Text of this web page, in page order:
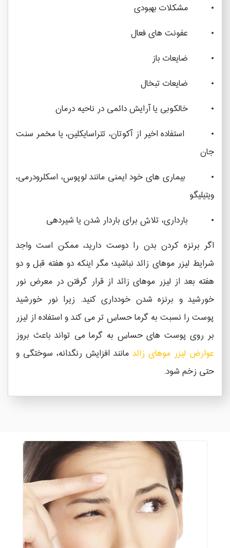
• مشکلات بهبودی
• عفونت های فعال
• ضایعات باز
• ضایعات تبخال
• خالکوبی یا آرایش دائمی در ناحیه درمان
• استفاده اخیر از آکوتان، تتراسایکلین، یا مخمر سنت
جان
• بیماری های خود ایمنی مانند لوپوس، اسکلرودرمی،
ویتیلیگو
• بارداری، تلاش برای باردار شدن یا شیردهی
اگر برنزه کردن بدن را دوست دارید، ممکن است واجد
شرایط لیزر موهای زائد نباشید؛ مگر اینکه دو هفته قبل و دو
هفته بعد از لیزر موهای زائد از قرار گرفتن در معرض نور
خورشید و برنزه شدن خودداری کنید. زیرا نور خورشید
پوست را نسبت به گرما حساس تر می کند و استفاده از لیزر
بر روی پوست های حساس به گرما می تواند باعث بروز
عوارض لیزر موهای زائد مانند افزایش رنگدانه، سوختگی و
حتی زخم شود.